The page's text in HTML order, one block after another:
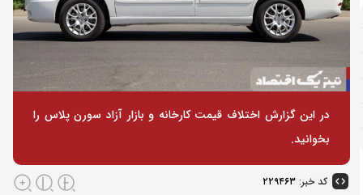
در این گزارش اختلاف قیمت کارخانه و بازار آزاد سورن پلاس را
بخوانید.
کد خبر: ۲۲۹۴۶۳